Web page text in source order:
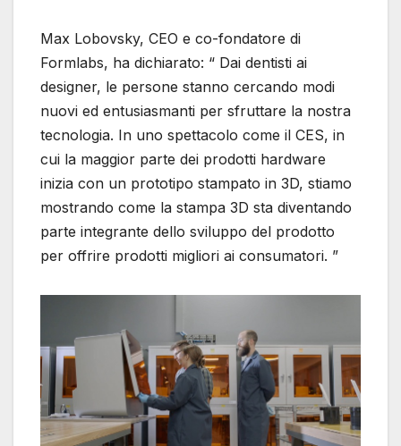
Max Lobovsky, CEO e co-fondatore di
Formlabs, ha dichiarato: “ Dai dentisti ai
designer, le persone stanno cercando modi
nuovi ed entusiasmanti per sfruttare la nostra
tecnologia. In uno spettacolo come il CES, in
cui la maggior parte dei prodotti hardware
inizia con un prototipo stampato in 3D, stiamo
mostrando come la stampa 3D sta diventando
parte integrante dello sviluppo del prodotto
per offrire prodotti migliori ai consumatori. ”